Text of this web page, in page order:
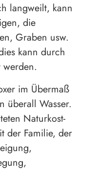
langweilt, kann
die
Graben usw.
kann durch
im Übermaß
überall Wasser.
Naturkost-
der Familie, der